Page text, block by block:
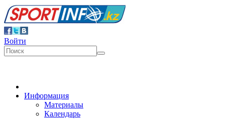
Войти
Информация
Материалы
Календарь